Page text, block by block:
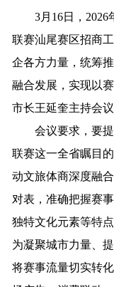
3月16日，2026
联赛汕尾赛区招商
企各方力量，统筹
融合发展，实现以
市长王延奎主持会
会议要求，要提
联赛这一全省瞩目
动文旅体商深度融
对表，准确把握赛
独特文化元素等特
为凝聚城市力量、
将赛事流量切实转